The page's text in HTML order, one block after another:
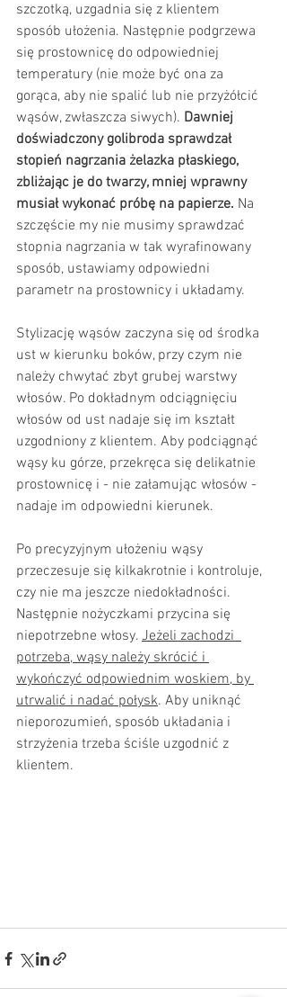
szczotką, uzgadnia się z klientem
sposób ułożenia. Następnie podgrzewa
się prostownicę do odpowiedniej
temperatury (nie może być ona za
gorąca, aby nie spalić lub nie przyżółcić
wąsów, zwłaszcza siwych). Dawniej
doświadczony golibroda sprawdzał
stopień nagrzania żelazka płaskiego,
zbliżając je do twarzy, mniej wprawny
musiał wykonać próbę na papierze. Na
szczęście my nie musimy sprawdzać
stopnia nagrzania w tak wyrafinowany
sposób, ustawiamy odpowiedni
parametr na prostownicy i układamy.
Stylizację wąsów zaczyna się od środka
ust w kierunku boków, przy czym nie
należy chwytać zbyt grubej warstwy
włosów. Po dokładnym odciągnięciu
włosów od ust nadaje się im kształt
uzgodniony z klientem. Aby podciągnąć
wąsy ku górze, przekręca się delikatnie
prostownicę i - nie załamując włosów -
nadaje im odpowiedni kierunek.
Po precyzyjnym ułożeniu wąsy
przeczesuje się kilkakrotnie i kontroluje,
czy nie ma jeszcze niedokładności.
Następnie nożyczkami przycina się
niepotrzebne włosy. Jeżeli zachodzi
potrzeba, wąsy należy skrócić i
wykończyć odpowiednim woskiem, by
utrwalić i nadać połysk. Aby uniknąć
nieporozumień, sposób układania i
strzyżenia trzeba ściśle uzgodnić z
klientem.